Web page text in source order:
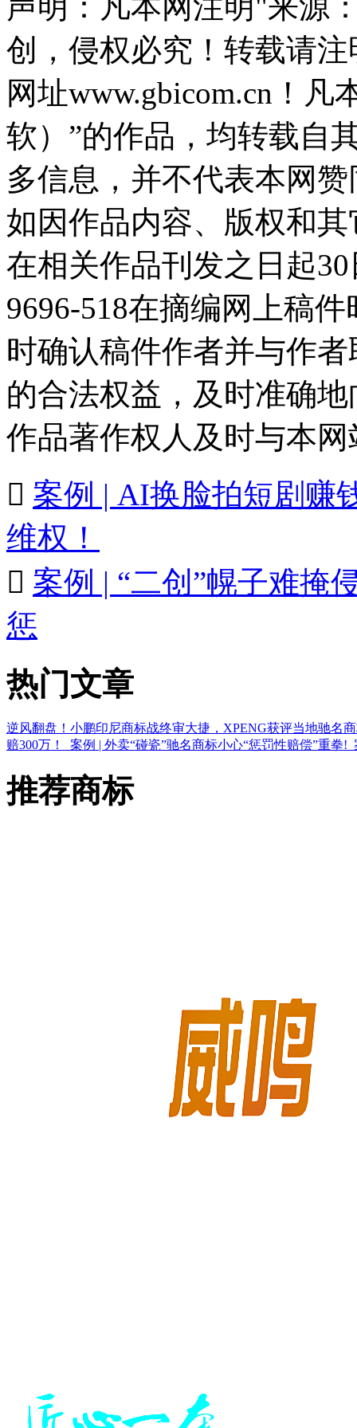
创，侵权必究！转载请
网址www.gbicom.cn！
软）”的作品，均转载自
多信息，并不代表本网
如因作品内容、版权和
在相关作品刊发之日起
9696-518在摘编网上稿
时确认稿件作者并与作
的合法权益，及时准确
作品著作权人及时与本
 案例 | AI换脸拍短剧赚
维权！
 案例 | “二创”幌子难掩
惩
热门文章
逆风翻盘！小鹏印尼商标战终审大捷，XPENG获评当地驰名
赔300万！
案例 | 外卖“碰瓷”驰名商标小心“惩罚性赔偿”重拳!
推荐商标